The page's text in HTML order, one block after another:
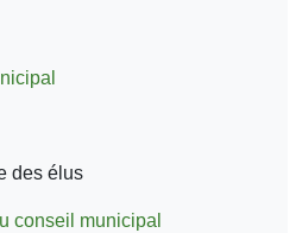
des élus
conseil municipal